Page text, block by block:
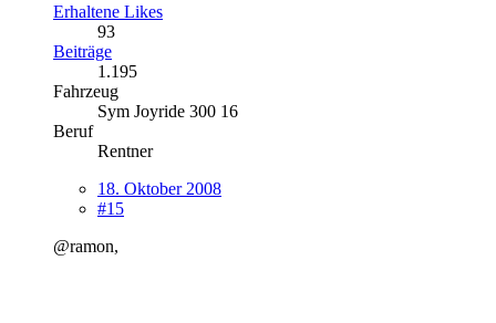
Erhaltene Likes
93
Beiträge
1.195
Fahrzeug
Sym Joyride 300 16
Beruf
Rentner
18. Oktober 2008
#15
@ramon,